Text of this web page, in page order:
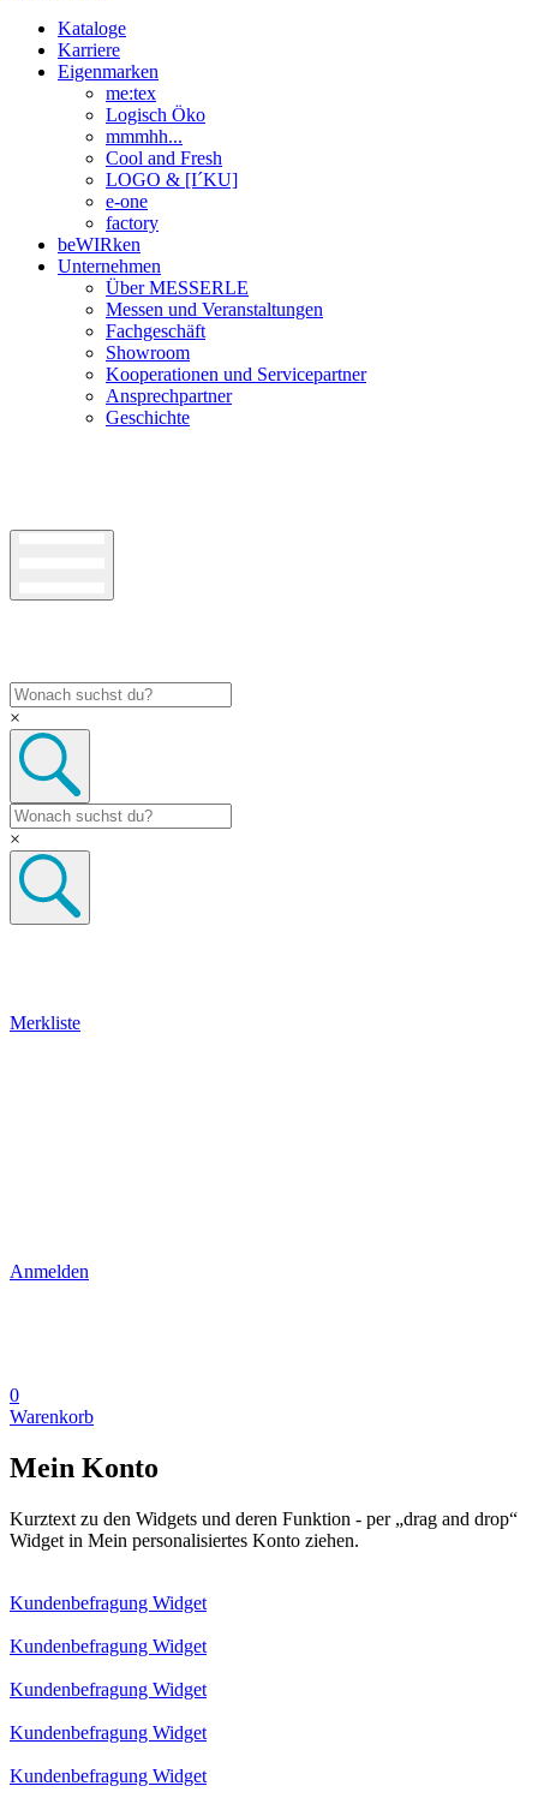
Kataloge
Karriere
Eigenmarken
me:tex
Logisch Öko
mmmhh...
Cool and Fresh
LOGO & [I´KU]
e-one
factory
beWIRken
Unternehmen
Über MESSERLE
Messen und Veranstaltungen
Fachgeschäft
Showroom
Kooperationen und Servicepartner
Ansprechpartner
Geschichte
×
×
Merkliste
Anmelden
0
Warenkorb
Mein Konto
Kurztext zu den Widgets und deren Funktion - per „drag and drop“
Widget in Mein personalisiertes Konto ziehen.
Kundenbefragung Widget
Kundenbefragung Widget
Kundenbefragung Widget
Kundenbefragung Widget
Kundenbefragung Widget